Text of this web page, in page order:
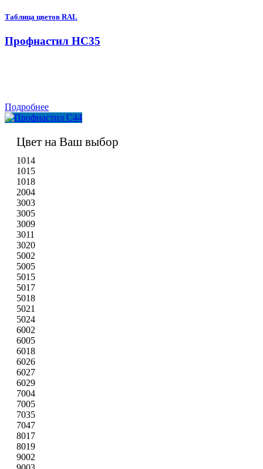
Таблица цветов RAL
Профнастил НС35
Подробнее
Цвет на Ваш выбор
1014
1015
1018
2004
3003
3005
3009
3011
3020
5002
5005
5015
5017
5018
5021
5024
6002
6005
6018
6026
6027
6029
7004
7005
7035
7047
8017
8019
9002